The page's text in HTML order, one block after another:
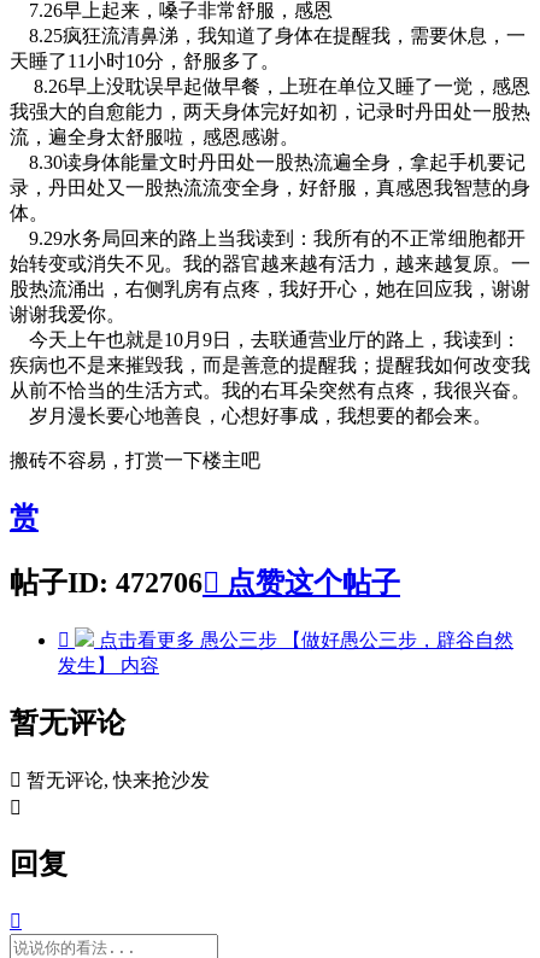
7.26早上起来，嗓子非常舒服，感恩
8.25疯狂流清鼻涕，我知道了身体在提醒我，需要休息，一
天睡了11小时10分，舒服多了。
8.26早上没耽误早起做早餐，上班在单位又睡了一觉，感恩
我强大的自愈能力，两天身体完好如初，记录时丹田处一股热
流，遍全身太舒服啦，感恩感谢。
8.30读身体能量文时丹田处一股热流遍全身，拿起手机要记
录，丹田处又一股热流流变全身，好舒服，真感恩我智慧的身
体。
9.29水务局回来的路上当我读到：我所有的不正常细胞都开
始转变或消失不见。我的器官越来越有活力，越来越复原。一
股热流涌出，右侧乳房有点疼，我好开心，她在回应我，谢谢
谢谢我爱你。
今天上午也就是10月9日，去联通营业厅的路上，我读到：
疾病也不是来摧毁我，而是善意的提醒我；提醒我如何改变我
从前不恰当的生活方式。我的右耳朵突然有点疼，我很兴奋。
岁月漫长要心地善良，心想好事成，我想要的都会来。
搬砖不容易，打赏一下楼主吧
赏
帖子ID: 472706 点赞这个帖子
 点击看更多 愚公三步 【做好愚公三步，辟谷自然
发生】
内容
暂无评论
 暂无评论, 快来抢沙发

回复
